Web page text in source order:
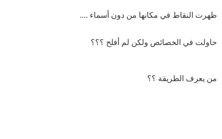
ظهرت النقاط في مكانها من دون أسماء ....
حاولت في الخصائص ولكن لم أفلح ؟؟؟
من يعرف الطريقة ؟؟